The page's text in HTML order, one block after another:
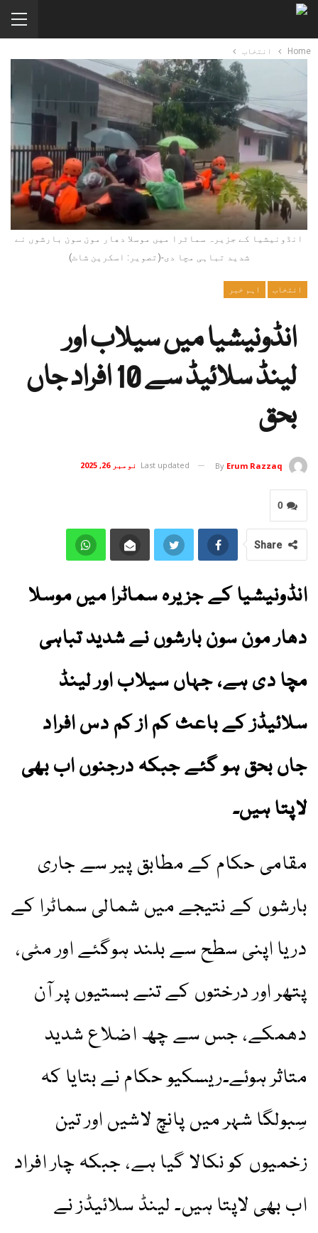
Home انتخاب
انڈونیشیا کے جزیرہ سماٹرا میں موسلا دھار مون سون بارشوں نے
شدید تباہی مچا دی-(تصویر: اسکرین شاٹ)
انتخاب اہم خبر
انڈونیشیا میں سیلاب اور
لینڈ سلائیڈ سے 10 افراد جاں
بحق
By Erum Razzaq
Last updated نومبر 26, 2025
0
Share
انڈونیشیا کے جزیرہ سماٹرا میں موسلا
دھار مون سون بارشوں نے شدید تباہی
مچا دی ہے، جہاں سیلاب اور لینڈ
سلائیڈز کے باعث کم از کم دس افراد
جاں بحق ہو گئے جبکہ درجنوں اب بھی
لاپتا ہیں۔
مقامی حکام کے مطابق پیر سے جاری
بارشوں کے نتیجے میں شمالی سماٹرا کے
دریا اپنی سطح سے بلند ہوگئے اور مٹی،
پتھر اور درختوں کے تنے بستیوں پر آن
دھمکے، جس سے چھ اضلاع شدید
متاثر ہوئے۔ریسکیو حکام نے بتایا کہ
سِبولگا شہر میں پانچ لاشیں اور تین
زخمیوں کو نکالا گیا ہے، جبکہ چار افراد
اب بھی لاپتا ہیں۔ لینڈ سلائیڈز نے